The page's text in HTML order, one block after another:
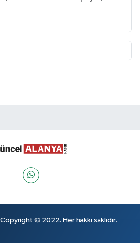
Copyright © 2022. Her hakkı saklıdır.